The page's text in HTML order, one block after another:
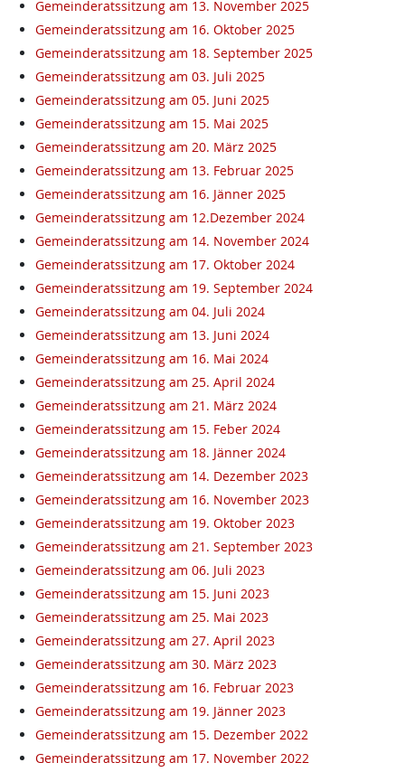
Gemeinderatssitzung am 13. November 2025
Gemeinderatssitzung am 16. Oktober 2025
Gemeinderatssitzung am 18. September 2025
Gemeinderatssitzung am 03. Juli 2025
Gemeinderatssitzung am 05. Juni 2025
Gemeinderatssitzung am 15. Mai 2025
Gemeinderatssitzung am 20. März 2025
Gemeinderatssitzung am 13. Februar 2025
Gemeinderatssitzung am 16. Jänner 2025
Gemeinderatssitzung am 12.Dezember 2024
Gemeinderatssitzung am 14. November 2024
Gemeinderatssitzung am 17. Oktober 2024
Gemeinderatssitzung am 19. September 2024
Gemeinderatssitzung am 04. Juli 2024
Gemeinderatssitzung am 13. Juni 2024
Gemeinderatssitzung am 16. Mai 2024
Gemeinderatssitzung am 25. April 2024
Gemeinderatssitzung am 21. März 2024
Gemeinderatssitzung am 15. Feber 2024
Gemeinderatssitzung am 18. Jänner 2024
Gemeinderatssitzung am 14. Dezember 2023
Gemeinderatssitzung am 16. November 2023
Gemeinderatssitzung am 19. Oktober 2023
Gemeinderatssitzung am 21. September 2023
Gemeinderatssitzung am 06. Juli 2023
Gemeinderatssitzung am 15. Juni 2023
Gemeinderatssitzung am 25. Mai 2023
Gemeinderatssitzung am 27. April 2023
Gemeinderatssitzung am 30. März 2023
Gemeinderatssitzung am 16. Februar 2023
Gemeinderatssitzung am 19. Jänner 2023
Gemeinderatssitzung am 15. Dezember 2022
Gemeinderatssitzung am 17. November 2022